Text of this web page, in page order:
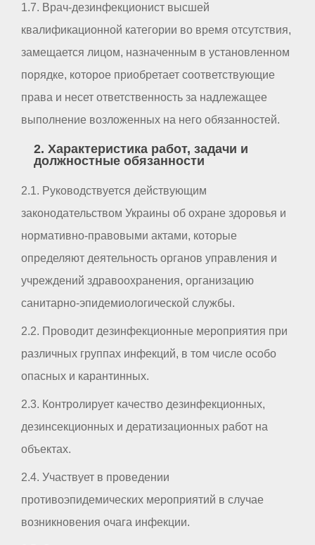
1.7. Врач-дезинфекционист высшей
квалификационной категории во время отсутствия,
замещается лицом, назначенным в установленном
порядке, которое приобретает соответствующие
права и несет ответственность за надлежащее
выполнение возложенных на него обязанностей.
2. Характеристика работ, задачи и
должностные обязанности
2.1. Руководствуется действующим
законодательством Украины об охране здоровья и
нормативно-правовыми актами, которые
определяют деятельность органов управления и
учреждений здравоохранения, организацию
санитарно-эпидемиологической службы.
2.2. Проводит дезинфекционные мероприятия при
различных группах инфекций, в том числе особо
опасных и карантинных.
2.3. Контролирует качество дезинфекционных,
дезинсекционных и дератизационных работ на
объектах.
2.4. Участвует в проведении
противоэпидемических мероприятий в случае
возникновения очага инфекции.